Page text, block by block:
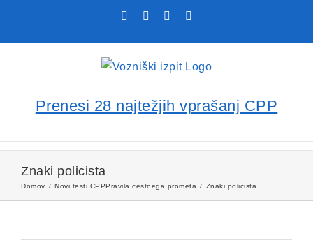
FacebookYouTube
Rss
Prenesi 28 najtežjih vprašanj CPP
Znaki policista
Domov Novi testi CPPPravila cestnega prometa Znaki policista